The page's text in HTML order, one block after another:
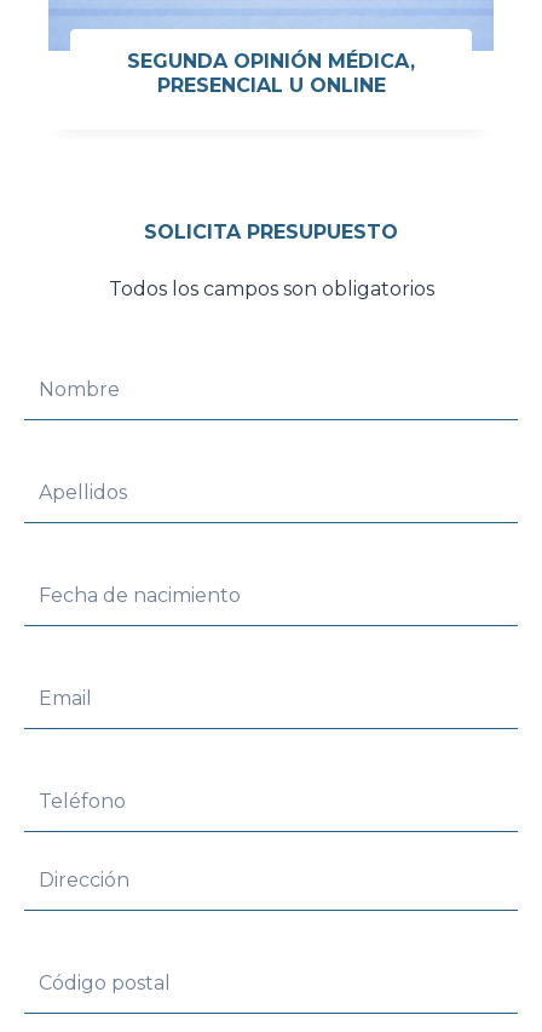
SEGUNDA OPINIÓN MÉDICA,
PRESENCIAL U ONLINE
SOLICITA PRESUPUESTO
Todos los campos son obligatorios